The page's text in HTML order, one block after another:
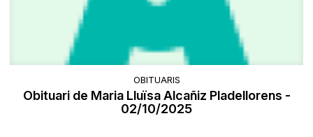
OBITUARIS
Obituari de Maria Lluïsa Alcañiz Pladellorens -
02/10/2025